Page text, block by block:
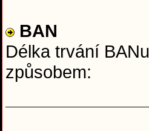
BAN
Délka trvání
způsobem: